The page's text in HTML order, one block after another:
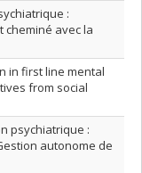
:
cheminé avec la
in first line mental
from social
psychiatrique :
autonome de